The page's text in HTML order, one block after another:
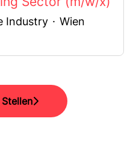
Industry · Wien